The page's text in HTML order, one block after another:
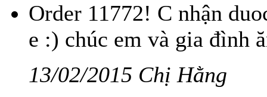
Order 11772! C nhận
e :) chúc em và gia đình
13/02/2015 Chị Hằng